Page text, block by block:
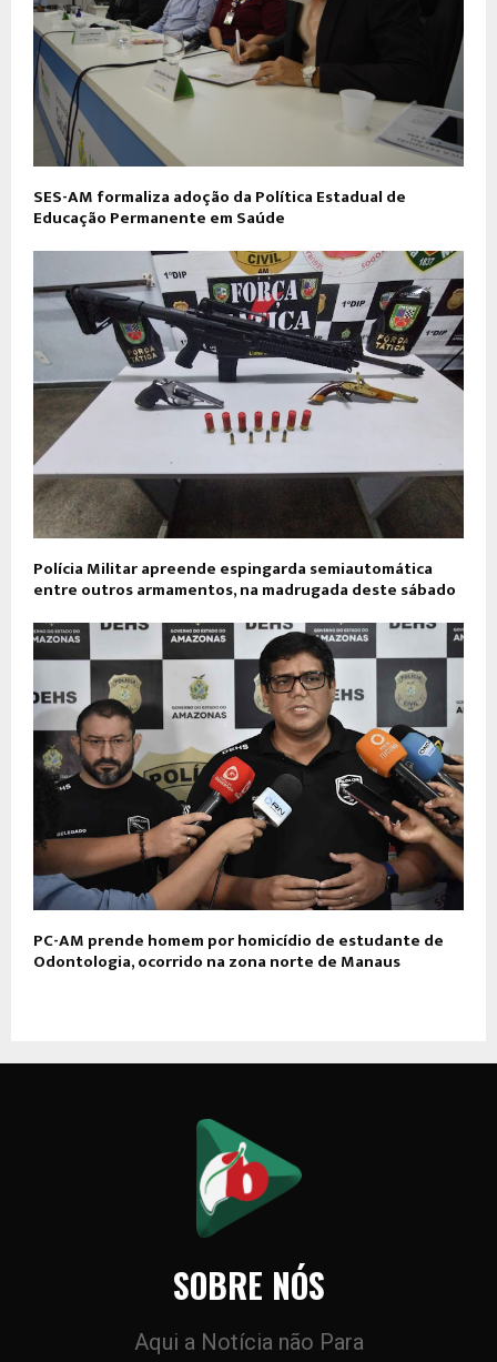
SES-AM formaliza adoção da Política Estadual de
Educação Permanente em Saúde
Polícia Militar apreende espingarda semiautomática
entre outros armamentos, na madrugada deste sábado
PC-AM prende homem por homicídio de estudante de
Odontologia, ocorrido na zona norte de Manaus
SOBRE NÓS
Aqui a Notícia não Para